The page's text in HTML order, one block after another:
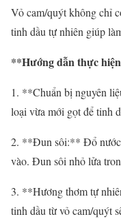
Vỏ cam/quýt không chỉ
tinh dầu tự nhiên giúp
**Hướng dẫn thực
1. **Chuẩn bị nguyên
loại vừa mới gọt để tinh
2. **Đun sôi:** Đổ nước
vào. Đun sôi nhỏ lửa
3. **Hương thơm tự
tinh dầu từ vỏ cam/quýt